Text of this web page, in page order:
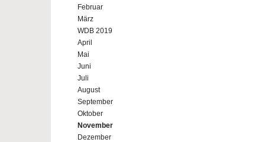
Februar
März
WDB 2019
April
Mai
Juni
Juli
August
September
Oktober
November
Dezember